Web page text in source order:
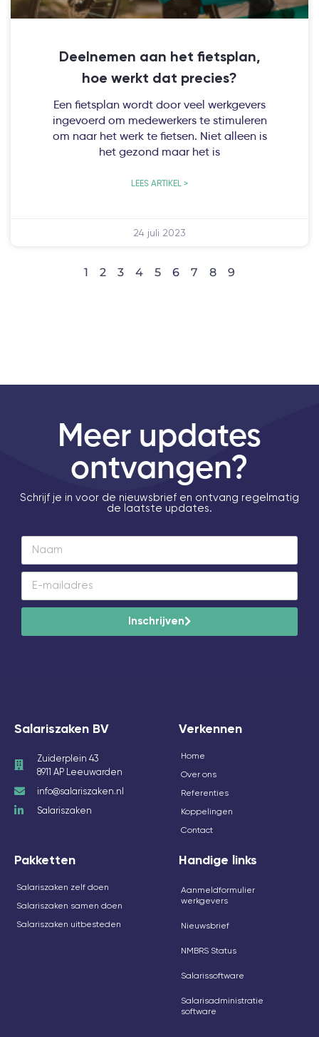
Deelnemen aan het fietsplan,
hoe werkt dat precies?
Een fietsplan wordt door veel werkgevers
ingevoerd om medewerkers te stimuleren
om naar het werk te fietsen. Niet alleen is
het gezond maar het is
LEES ARTIKEL >
24 juli 2023
1 2 3 4 5 6 7 8 9
Meer updates
ontvangen?
Schrijf je in voor de nieuwsbrief en ontvang regelmatig
de laatste updates.
Inschrijven
Salariszaken BV
Zuiderplein 43
8911 AP Leeuwarden
info@salariszaken.nl
Salariszaken
Verkennen
Home
Over ons
Referenties
Koppelingen
Contact
Pakketten
Salariszaken zelf doen
Salariszaken samen doen
Salariszaken uitbesteden
Handige links
Aanmeldformulier
werkgevers
Nieuwsbrief
NMBRS Status
Salarissoftware
Salarisadministratie
software